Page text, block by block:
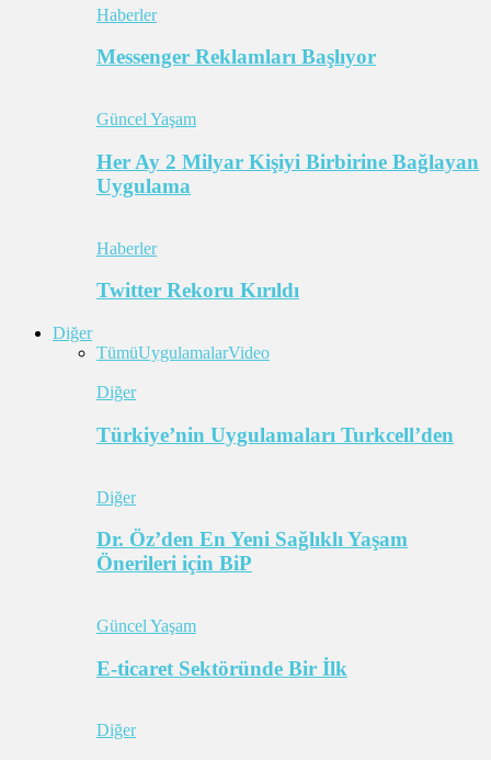
Haberler
Messenger Reklamları Başlıyor
Güncel Yaşam
Her Ay 2 Milyar Kişiyi Birbirine Bağlayan
Uygulama
Haberler
Twitter Rekoru Kırıldı
Diğer
TümüUygulamalarVideo
Diğer
Türkiye’nin Uygulamaları Turkcell’den
Diğer
Dr. Öz’den En Yeni Sağlıklı Yaşam
Önerileri için BiP
Güncel Yaşam
E-ticaret Sektöründe Bir İlk
Diğer